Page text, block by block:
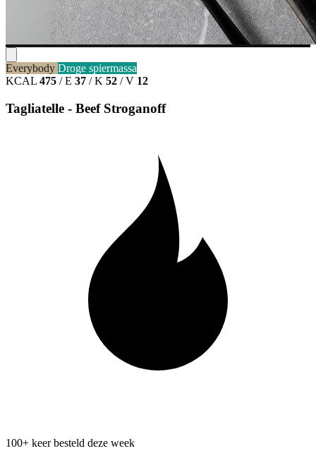
Everybody Droge spiermassa
KCAL 475 / E 37 / K 52 / V 12
Tagliatelle - Beef Stroganoff
100+ keer besteld deze week